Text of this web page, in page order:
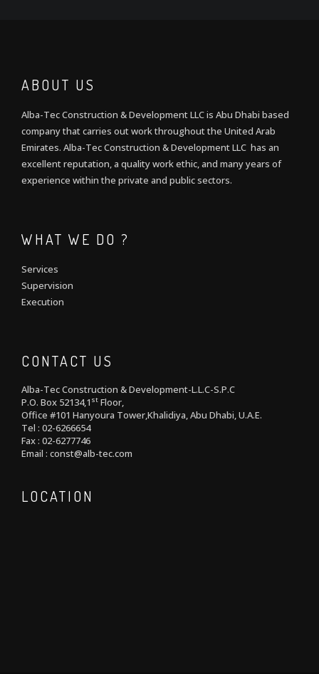
ABOUT US
Alba-Tec Construction & Development LLC is Abu Dhabi based
company that carries out work throughout the United Arab
Emirates. Alba-Tec Construction & Development LLC has an
excellent reputation, a quality work ethic, and many years of
experience within the private and public sectors.
WHAT WE DO ?
Services
Supervision
Execution
CONTACT US
Alba-Tec Construction & Development-L.L.C-S.P.C
P.O. Box 52134,1 st Floor,
Office #101 Hanyoura Tower,Khalidiya, Abu Dhabi, U.A.E.
Tel : 02-6266654
Fax : 02-6277746
Email : const@alb-tec.com
LOCATION